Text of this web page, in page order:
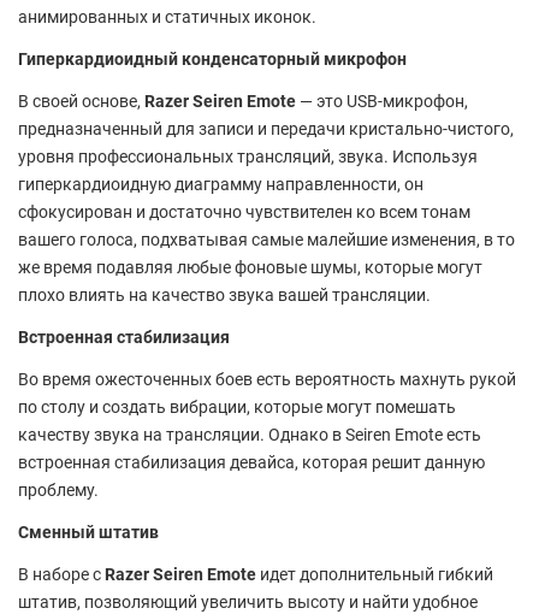
анимированных и статичных иконок.
Гиперкардиоидный конденсаторный микрофон
В своей основе, Razer Seiren Emote — это USB-микрофон,
предназначенный для записи и передачи кристально-чистого,
уровня профессиональных трансляций, звука. Используя
гиперкардиоидную диаграмму направленности, он
сфокусирован и достаточно чувствителен ко всем тонам
вашего голоса, подхватывая самые малейшие изменения, в то
же время подавляя любые фоновые шумы, которые могут
плохо влиять на качество звука вашей трансляции.
Встроенная стабилизация
Во время ожесточенных боев есть вероятность махнуть рукой
по столу и создать вибрации, которые могут помешать
качеству звука на трансляции. Однако в Seiren Emote есть
встроенная стабилизация девайса, которая решит данную
проблему.
Сменный штатив
В наборе с Razer Seiren Emote идет дополнительный гибкий
штатив, позволяющий увеличить высоту и найти удобное